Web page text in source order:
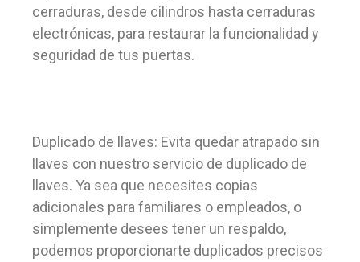
cerraduras, desde cilindros hasta cerraduras
electrónicas, para restaurar la funcionalidad y
seguridad de tus puertas.
Duplicado de llaves: Evita quedar atrapado sin
llaves con nuestro servicio de duplicado de
llaves. Ya sea que necesites copias
adicionales para familiares o empleados, o
simplemente desees tener un respaldo,
podemos proporcionarte duplicados precisos